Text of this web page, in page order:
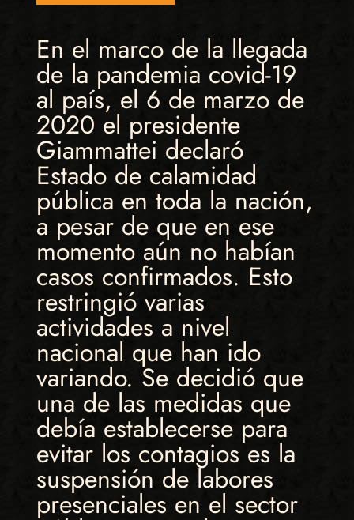
En el marco de la llegada
de la pandemia covid-19
al país, el 6 de marzo de
2020 el presidente
Giammattei declaró
Estado de calamidad
pública en toda la nación,
a pesar de que en ese
momento aún no habían
casos confirmados. Esto
restringió varias
actividades a nivel
nacional que han ido
variando. Se decidió que
una de las medidas que
debía establecerse para
evitar los contagios es la
suspensión de labores
presenciales en el sector